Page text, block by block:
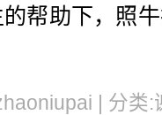
帮助下，照
| 分类